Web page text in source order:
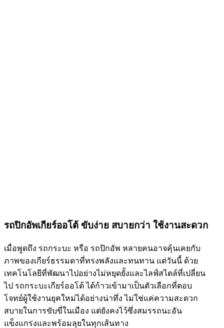
รถปิกอัพเกียร์ออโต้ ขับง่าย สบายกว่า ใช้งานสะดวก
เมื่อพูดถึง รถกระบะ หรือ รถปิกอัพ หลายคนอาจคุ้นเคยกับ
ภาพของเกียร์ธรรมดาที่ทรงพลังและทนทาน แต่วันนี้ ด้วย
เทคโนโลยีที่พัฒนาไปอย่างไม่หยุดยั้งและไลฟ์สไตล์ที่เปลี่ยน
ไป รถกระบะเกียร์ออโต้ ได้ก้าวเข้ามาเป็นตัวเลือกที่ตอบ
โจทย์ผู้ใช้งานยุคใหม่ได้อย่างน่าทึ่ง ไม่ใช่แค่ความสะดวก
สบายในการขับขี่ในเมือง แต่ยังคงไว้ซึ่งสมรรถนะอัน
แข็งแกร่งและพร้อมลุยในทุกเส้นทาง